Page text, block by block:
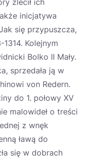
zlecił ich
inicjatywa
się przypuszcza,
Kolejnym
Bolko II Mały.
sprzedała ją w
von Redern.
do 1. połowy XV
malowideł o treści
z wnęk
ławą do
się w dobrach